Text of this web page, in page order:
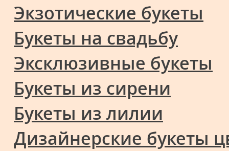
Экзотические букеты
Букеты на свадьбу
Эксклюзивные букеты
Букеты из сирени
Букеты из лилии
Дизайнерские букеты